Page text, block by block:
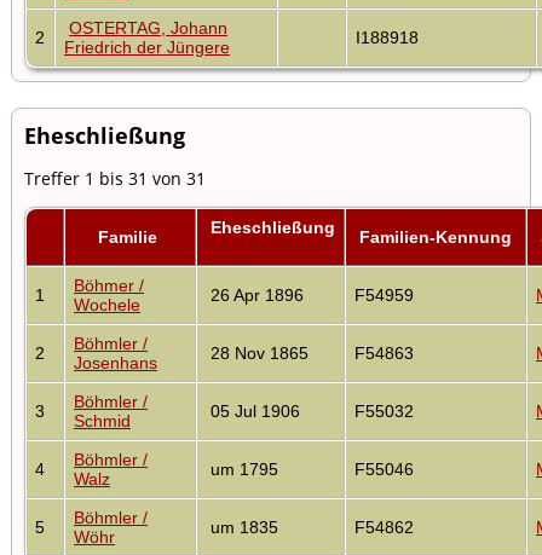
2
OSTERTAG, Johann
Friedrich der Jüngere
I188918
Eheschließung
Treffer 1 bis 31 von 31
Familie Eheschließung Familien-Kennung
1
Böhmer /
Wochele
26 Apr 1896 F54959
2
Böhmler /
Josenhans
28 Nov 1865 F54863
3
Böhmler /
Schmid
05 Jul 1906 F55032
4
Böhmler /
Walz
um 1795 F55046
5
Böhmler /
Wöhr
um 1835 F54862